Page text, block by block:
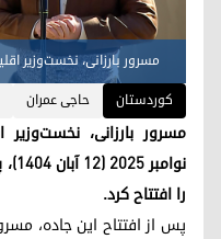
مسرور بارزانی، نخست‌وزیر
کوردستان
حاجی عمران
را افتتاح کرد.